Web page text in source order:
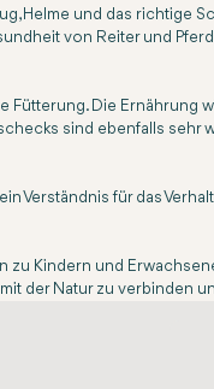
Helme und das richtige
von Reiter und
Die Ernährung
sind ebenfalls sehr
für das
Kindern und
der Natur zu verbinden